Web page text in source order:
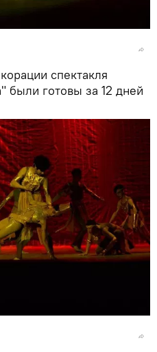
спектакля
были готовы за 12 дней